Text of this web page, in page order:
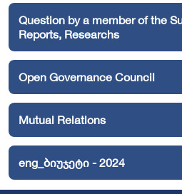
Question by a member of the
Reports, Researchs
Open Governance Council
Mutual Relations
eng_ბიუჯეტი - 2024